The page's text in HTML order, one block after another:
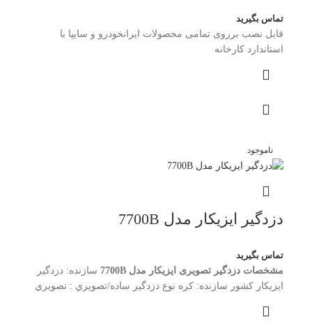
تماس بگیرید
قابل نصب برروی تمامی محصولات ایرانخودرو و سایپا با
استاندارد کارخانه
ناموجود
دزدگیر ایزیکار مدل 7700B
تماس بگیرید
مشخصات دزدگير تصویری ایزیکار مدل 7700B
سازنده: دزدگیر
ایزیکار کشور سازنده: کره نوع دزدگير ساده/تصويري : تصويري